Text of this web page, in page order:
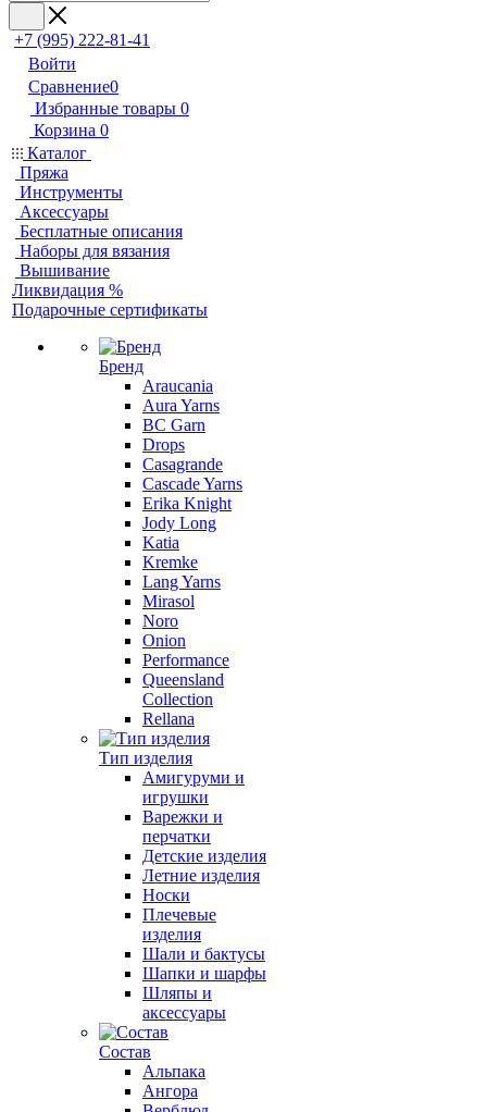
+7 (995) 222-81-41
Войти
Сравнение0
Избранные товары 0
Корзина 0
Каталог
Пряжа
Инструменты
Аксессуары
Бесплатные описания
Наборы для вязания
Вышивание
Ликвидация %
Подарочные сертификаты
Бренд
Araucania
Aura Yarns
BC Garn
Drops
Casagrande
Cascade Yarns
Erika Knight
Jody Long
Katia
Kremke
Lang Yarns
Mirasol
Noro
Onion
Performance
Queensland
Collection
Rellana
Тип изделия
Амигуруми и
игрушки
Варежки и
перчатки
Детские изделия
Летние изделия
Носки
Плечевые
изделия
Шали и бактусы
Шапки и шарфы
Шляпы и
аксессуары
Состав
Альпака
Ангора